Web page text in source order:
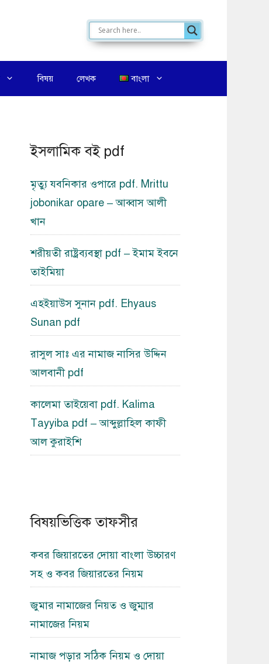
বিষয় লেখক বাংলা
ইসলামিক বই pdf
মৃত্যু যবনিকার ওপারে pdf. Mrittu
jobonikar opare – আব্বাস আলী
খান
শরীয়তী রাষ্ট্রব্যবস্থা pdf – ইমাম ইবনে
তাইমিয়া
এহইয়াউস সুনান pdf. Ehyaus
Sunan pdf
রাসুল সাঃ এর নামাজ নাসির উদ্দিন
আলবানী pdf
কালেমা তাইয়েবা pdf. Kalima
Tayyiba pdf – আব্দুল্লাহিল কাফী
আল কুরাইশি
বিষয়ভিত্তিক তাফসীর
কবর জিয়ারতের দোয়া বাংলা উচ্চারণ
সহ ও কবর জিয়ারতের নিয়ম
জুমার নামাজের নিয়ত ও জুম্মার
নামাজের নিয়ম
নামাজ পড়ার সঠিক নিয়ম ও দোয়া